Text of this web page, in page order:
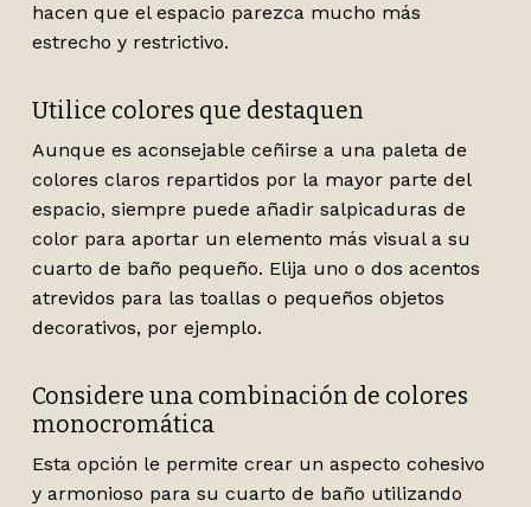
hacen que el espacio parezca mucho más
estrecho y restrictivo.
Utilice colores que destaquen
Aunque es aconsejable ceñirse a una paleta de
colores claros repartidos por la mayor parte del
espacio, siempre puede añadir salpicaduras de
color para aportar un elemento más visual a su
cuarto de baño pequeño. Elija uno o dos acentos
atrevidos para las toallas o pequeños objetos
decorativos, por ejemplo.
Considere una combinación de colores
monocromática
Esta opción le permite crear un aspecto cohesivo
y armonioso para su cuarto de baño utilizando